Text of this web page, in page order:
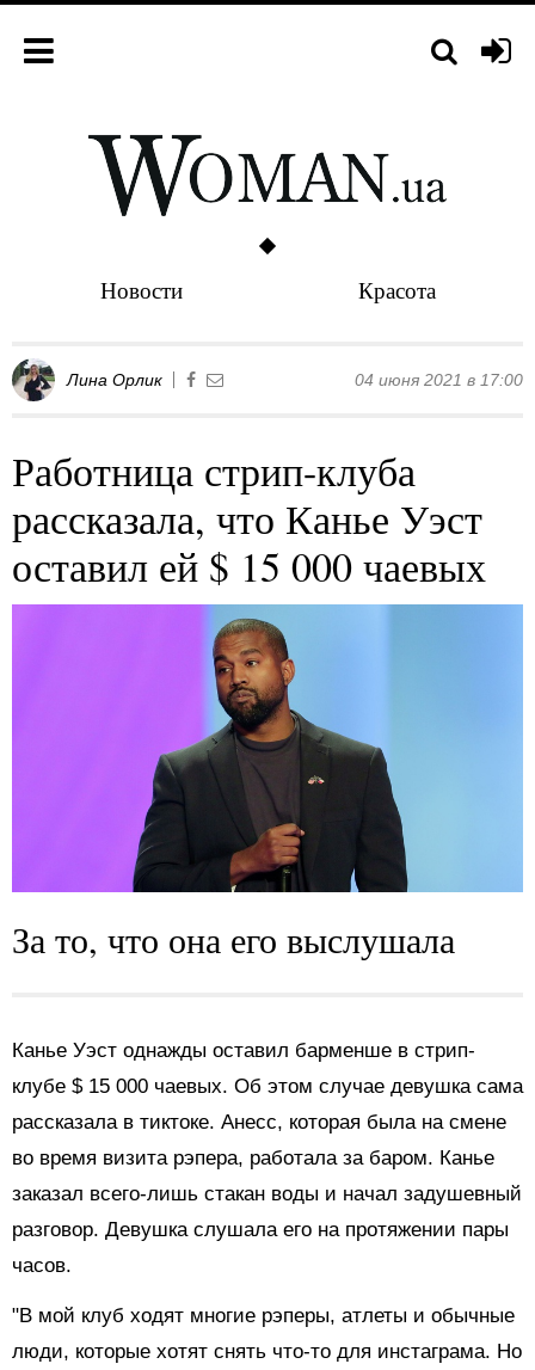
Новости Красота
Лина Орлик 04 июня 2021 в 17:00
Работница стрип-клуба
рассказала, что Канье Уэст
оставил ей $ 15 000 чаевых
За то, что она его выслушала
Канье Уэст однажды оставил барменше в стрип-
клубе $ 15 000 чаевых. Об этом случае девушка сама
рассказала в тиктоке. Анесс, которая была на смене
во время визита рэпера, работала за баром. Канье
заказал всего-лишь стакан воды и начал задушевный
разговор. Девушка слушала его на протяжении пары
часов.
"В мой клуб ходят многие рэперы, атлеты и обычные
люди, которые хотят снять что-то для инстаграма. Но